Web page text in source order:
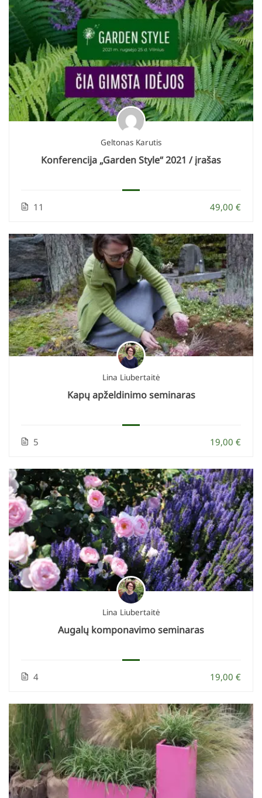
Geltonas Karutis
Konferencija „Garden Style“ 2021 / įrašas
11 49,00 €
Lina Liubertaitė
Kapų apželdinimo seminaras
5 19,00 €
Lina Liubertaitė
Augalų komponavimo seminaras
4 19,00 €